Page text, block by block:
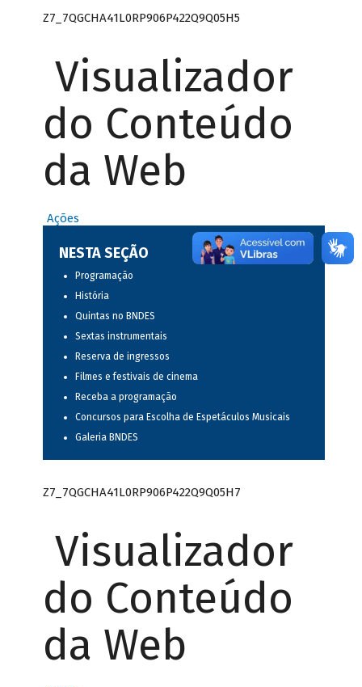
Z7_7QGCHA41L0RP906P422Q9Q05H5
Visualizador
do Conteúdo
da Web
Ações
NESTA SEÇÃO
Programação
História
Quintas no BNDES
Sextas instrumentais
Reserva de ingressos
Filmes e festivais de cinema
Receba a programação
Concursos para Escolha de Espetáculos Musicais
Galeria BNDES
Z7_7QGCHA41L0RP906P422Q9Q05H7
Visualizador
do Conteúdo
da Web